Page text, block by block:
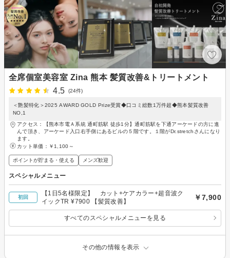
全席個室美容室 Zina 熊本 髪質改善&トリートメント
4.5
(24件)
＜艶髪特化＞2025 AWARD GOLD Prize受賞◆口コミ総数1万件超◆熊本髪質改善
NO,1
アクセス：【熊本市電Ａ系統 通町筋駅 徒歩1分】通町筋駅を下通アーケードの方に進
んで頂き、アーケード入口右手側にあるビルの５階です。１階がDr.stretchさんになり
ます。
カット単価： ￥1,100～
ポイントが貯まる・使える メンズ歓迎
スペシャルメニュー
初回
【1日5名様限定】 カット+ケアカラー+超音波ク
イックTR ¥7900 【髪質改善】
￥7,900
すべてのスペシャルメニューを見る
その他の情報を表示